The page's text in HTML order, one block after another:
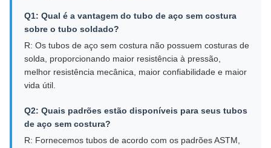
Q1: Qual é a vantagem do tubo de aço sem costura
sobre o tubo soldado?
R: Os tubos de aço sem costura não possuem costuras de
solda, proporcionando maior resistência à pressão,
melhor resistência mecânica, maior confiabilidade e maior
vida útil.
Q2: Quais padrões estão disponíveis para seus tubos
de aço sem costura?
R: Fornecemos tubos de acordo com os padrões ASTM,